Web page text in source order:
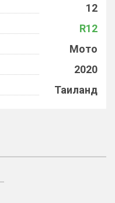
12
R12
Мото
2020
Таиланд